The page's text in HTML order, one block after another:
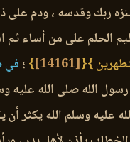
ربك وقدسه ، ودم
الحلم على من أساء
}
{
[14161]
} ؛ في
الله صلى الله عليه
عليه وسلم الله يكثر